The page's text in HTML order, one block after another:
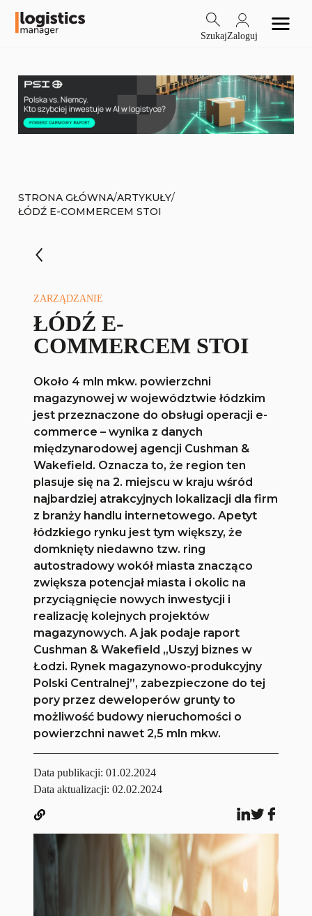
SzukajZaloguj
STRONA GŁÓWNA/ARTYKUŁY/
ŁÓDŹ E-COMMERCEM STOI
ZARZĄDZANIE
ŁÓDŹ E-
COMMERCEM STOI
Około 4 mln mkw. powierzchni
magazynowej w województwie łódzkim
jest przeznaczone do obsługi operacji e-
commerce – wynika z danych
międzynarodowej agencji Cushman &
Wakefield. Oznacza to, że region ten
plasuje się na 2. miejscu w kraju wśród
najbardziej atrakcyjnych lokalizacji dla firm
z branży handlu internetowego. Apetyt
łódzkiego rynku jest tym większy, że
domknięty niedawno tzw. ring
autostradowy wokół miasta znacząco
zwiększa potencjał miasta i okolic na
przyciągnięcie nowych inwestycji i
realizację kolejnych projektów
magazynowych. A jak podaje raport
Cushman & Wakefield „Uszyj biznes w
Łodzi. Rynek magazynowo-produkcyjny
Polski Centralnej”, zabezpieczone do tej
pory przez deweloperów grunty to
możliwość budowy nieruchomości o
powierzchni nawet 2,5 mln mkw.
Data publikacji:01.02.2024
Data aktualizacji: 02.02.2024